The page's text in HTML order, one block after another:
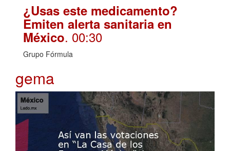
¿Usas este medicamento?
Emiten alerta sanitaria en
México. 00:30
Grupo Fórmula
gema